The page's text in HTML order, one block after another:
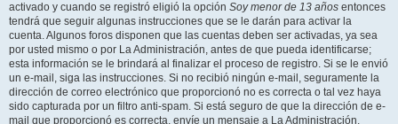
activado y cuando se registró eligió la opción Soy menor de 13 años entonces
tendrá que seguir algunas instrucciones que se le darán para activar la
cuenta. Algunos foros disponen que las cuentas deben ser activadas, ya sea
por usted mismo o por La Administración, antes de que pueda identificarse;
esta información se le brindará al finalizar el proceso de registro. Si se le envió
un e-mail, siga las instrucciones. Si no recibió ningún e-mail, seguramente la
dirección de correo electrónico que proporcionó no es correcta o tal vez haya
sido capturada por un filtro anti-spam. Si está seguro de que la dirección de e-
mail que proporcionó es correcta, envíe un mensaje a La Administración.